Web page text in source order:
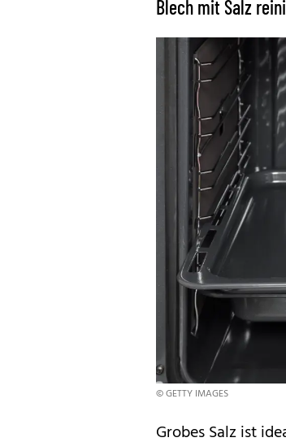
Blech mit Salz
© GETTY IMAGES
Grobes Salz ist